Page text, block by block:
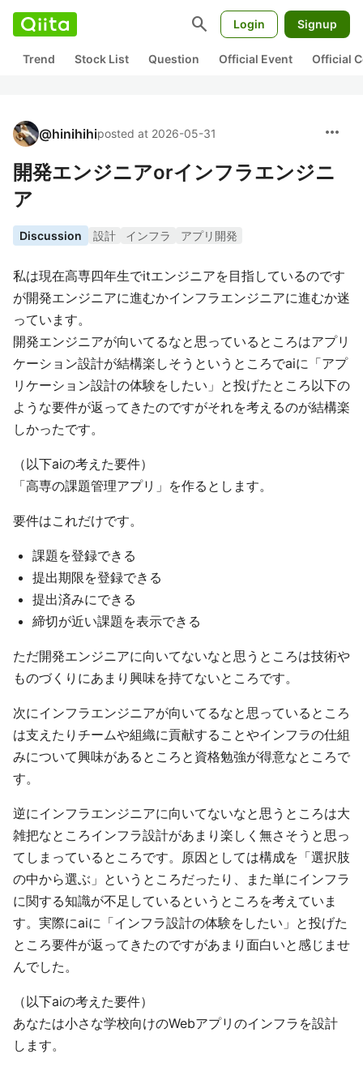
search Login Signup
Trend Stock List Question Official Event Official
@hinihihiposted at 2026-05-31 more_horiz
開発エンジニアorインフラエンジニ
ア
Discussion 設計 インフラ アプリ開発
私は現在高専四年生でitエンジニアを目指しているのです
が開発エンジニアに進むかインフラエンジニアに進むか迷
っています。
開発エンジニアが向いてるなと思っているところはアプリ
ケーション設計が結構楽しそうというところでaiに「アプ
リケーション設計の体験をしたい」と投げたところ以下の
ような要件が返ってきたのですがそれを考えるのが結構楽
しかったです。
（以下aiの考えた要件）
「高専の課題管理アプリ」を作るとします。
要件はこれだけです。
課題を登録できる
提出期限を登録できる
提出済みにできる
締切が近い課題を表示できる
ただ開発エンジニアに向いてないなと思うところは技術や
ものづくりにあまり興味を持てないところです。
次にインフラエンジニアが向いてるなと思っているところ
は支えたりチームや組織に貢献することやインフラの仕組
みについて興味があるところと資格勉強が得意なところで
す。
逆にインフラエンジニアに向いてないなと思うところは大
雑把なところインフラ設計があまり楽しく無さそうと思っ
てしまっているところです。原因としては構成を「選択肢
の中から選ぶ」というところだったり、また単にインフラ
に関する知識が不足しているというところを考えていま
す。実際にaiに「インフラ設計の体験をしたい」と投げた
ところ要件が返ってきたのですがあまり面白いと感じませ
んでした。
（以下aiの考えた要件）
あなたは小さな学校向けのWebアプリのインフラを設計
します。